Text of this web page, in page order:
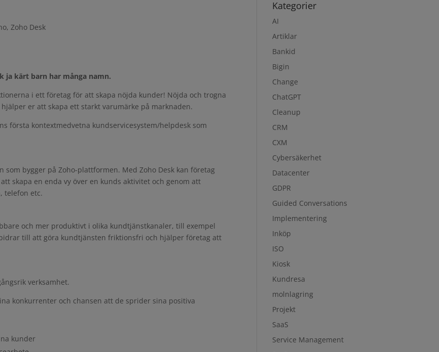
,Zoho Desk
ja kärt barn har många namn.
i ett företag för att skapa nöjda kunder! Nöjda och trogna
er att skapa ett starkt varumärke på marknaden.
första kontextmedvetna kundservicesystem/helpdesk som
bygger på Zoho-plattformen. Med Zoho Desk kan företag
skapa en enda vy över en kunds aktivitet och genom att
telefon etc.
och mer produktivt i olika kundtjänstkanaler, till exempel
till att göra kundtjänsten friktionsfri och hjälper företag att
verksamhet.
konkurrenter och chansen att de sprider sina positiva
kunder
Kategorier
AI
Artiklar
Bankid
Bigin
Change
ChatGPT
Cleanup
CRM
CXM
Cybersäkerhet
Datacenter
GDPR
Guided Conversations
Implementering
Inköp
ISO
Kiosk
Kundresa
molnlagring
Projekt
SaaS
Service Management